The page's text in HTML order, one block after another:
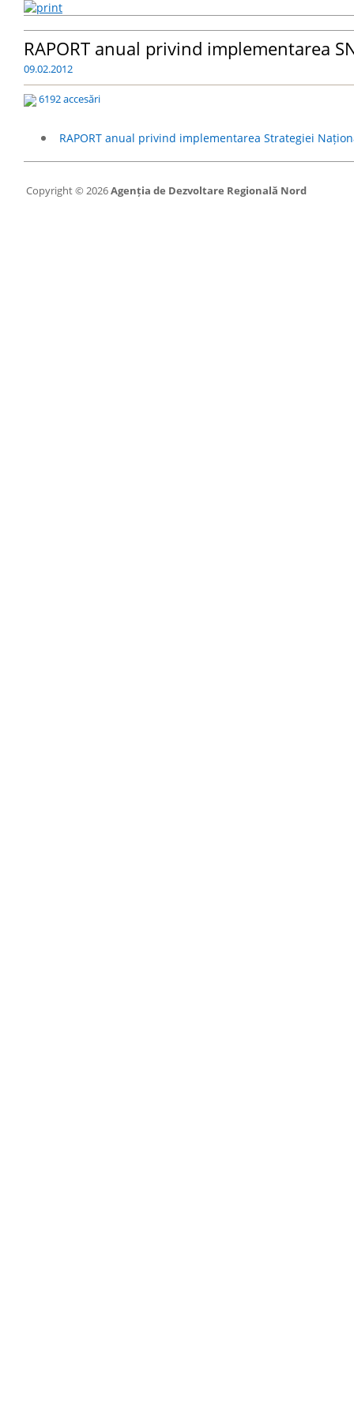
RAPORT anual privind implementarea
09.02.2012
6192 accesări
RAPORT anual privind implementarea Strategiei
Copyright © 2026Agenția de Dezvoltare Regională Nord